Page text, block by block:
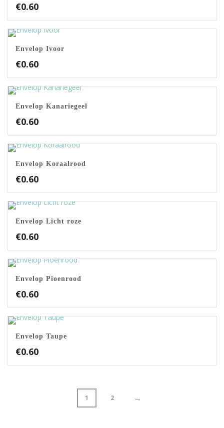
€0.60
Envelop Ivoor
€0.60
Envelop Kanariegeel
€0.60
Envelop Koraalrood
€0.60
Envelop Licht roze
€0.60
Envelop Pioenrood
€0.60
Envelop Taupe
€0.60
1 2 →